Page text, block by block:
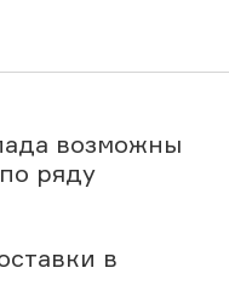
возможны
ряду
в